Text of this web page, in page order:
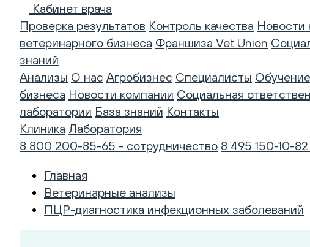
Кабинет врача
Проверка результатов Контроль качества Новости
ветеринарного бизнеса Франшиза Vet Union
знаний
Анализы О нас Агробизнес Специалисты Обучение
бизнеса Новости компании Социальная
лаборатории База знаний Контакты
Клиника Лаборатория
8 800 200-85-65 - сотрудничество 8 495 150-10-
Главная
Ветеринарные анализы
ПЦР-диагностика инфекционных заболеваний